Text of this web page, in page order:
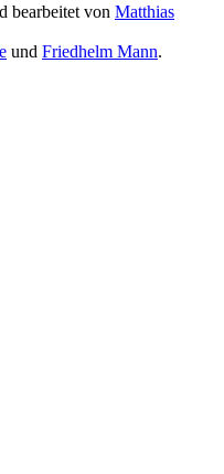
bearbeitet von Matthias
und Friedhelm Mann.